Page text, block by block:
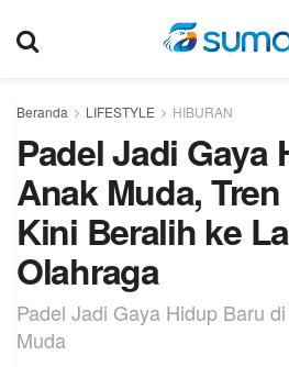
Beranda LIFESTYLE HIBURAN
Padel Jadi Gaya
Anak Muda,
Kini Beralih ke
Olahraga
Padel Jadi Gaya Hidup Baru
Muda